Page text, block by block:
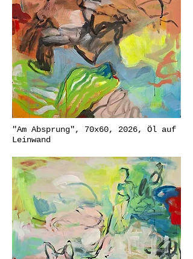
"Am Absprung", 70x60, 2026, Öl auf
Leinwand